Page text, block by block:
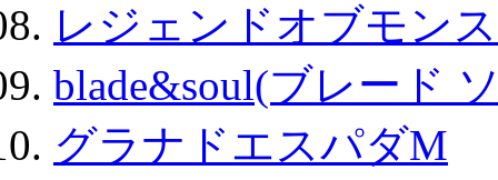
レジェンドオブモン
blade&soul(ブレード
グラナドエスパダM